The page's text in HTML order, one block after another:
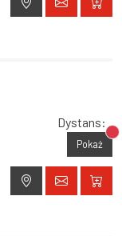
Dystans:
Pokaż